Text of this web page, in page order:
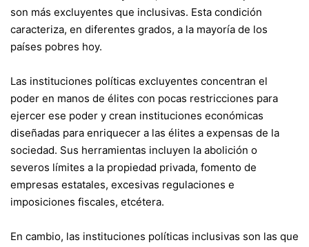
son más excluyentes que inclusivas. Esta condición
caracteriza, en diferentes grados, a la mayoría de los
países pobres hoy.
Las instituciones políticas excluyentes concentran el
poder en manos de élites con pocas restricciones para
ejercer ese poder y crean instituciones económicas
diseñadas para enriquecer a las élites a expensas de la
sociedad. Sus herramientas incluyen la abolición o
severos límites a la propiedad privada, fomento de
empresas estatales, excesivas regulaciones e
imposiciones fiscales, etcétera.
En cambio, las instituciones políticas inclusivas son las que